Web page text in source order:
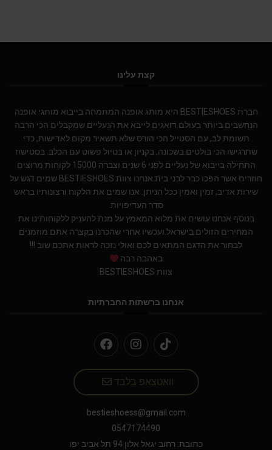
קצת עלינו
חברת BESTIESHOES היא מותג אופנה המתמחה בייבוא מותגי אופנה
הנחשבים ביותר בעולם.דואגים לייבא את הנעליים שמקבלים הכי הרבה
תשומת לב, עם הסטייל הכי הורס שלא תשאיר מקום לאדישות, כדי
שתרגישו הכי בולטים בשכונה, בקניון או בטיול פשוט עם הכלב. בסטישוז
התחילה בייבוא של נעליים לפני 6 שנים וצברה 15000 לקוחות מרוצים
חוזרים אשר הפכו כבר לבני בית.אנחנו צוות BESTIESHOES שמים דגש על
שירות אדיב, זמין ואמין ככל הניתן. אנו שמים את הלקוח ורצונותיו בראש
סדר העדיפויות.
בנוסף אנחנו עושים את מלוא המאמץ על מנת להעניק ללקוחותינו את
המחירים הזולים בישראל.ועכשיו אחרי שהכרנו בקצרה אתם מוזמנים
לבחור את הדגם המתאים לכם ואולי נזכה לראות אתכם שוב !!!
באהבה רבה
צוות BESTIESHOES
אנחנו ברשתות החברתיות
וואטצאפ בלבד
bestieshoess@gmail.com
0547174490
כתובת: רחוב יגאל אלון 94 תל אביב יפו